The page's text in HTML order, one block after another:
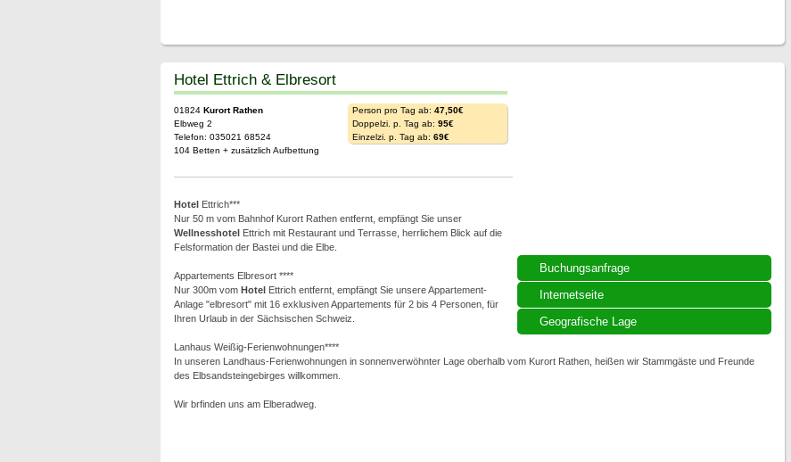
Buchungsanfrage
Internetseite
Geografische Lage
Hotel Ettrich & Elbresort
01824 Kurort Rathen
Elbweg 2
Telefon: 035021 68524
104 Betten + zusätzlich Aufbettung
Person pro Tag ab: 47,50€
Doppelzi. p. Tag ab: 95€
Einzelzi. p. Tag ab: 69€
HotelEttrich***
Nur 50 m vom Bahnhof Kurort Rathen entfernt, empfängt Sie unser
WellnesshotelEttrich mit Restaurant und Terrasse, herrlichem Blick auf die
Felsformation der Bastei und die Elbe.
Appartements Elbresort ****
Nur 300m vom HotelEttrich entfernt, empfängt Sie unsere Appartement-
Anlage "elbresort" mit 16 exklusiven Appartements für 2 bis 4 Personen, für
Ihren Urlaub in der Sächsischen Schweiz.
Lanhaus Weißig-Ferienwohnungen****
In unseren Landhaus-Ferienwohnungen in sonnenverwöhnter Lage oberhalb vom Kurort Rathen, heißen wir Stammgäste und Freunde
des Elbsandsteingebirges willkommen.
Wir brfinden uns am Elberadweg.